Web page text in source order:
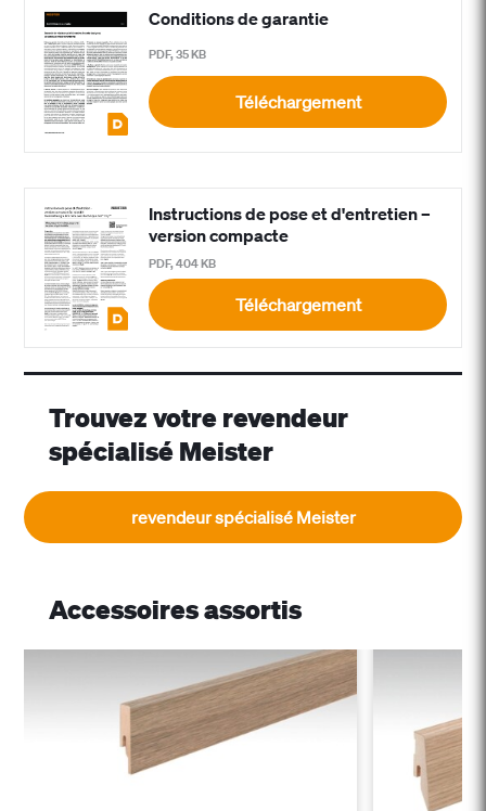
Conditions de garantie
PDF, 35 KB
Téléchargement
Instructions de pose et d'entretien –
version compacte
PDF, 404 KB
Téléchargement
Trouvez votre revendeur
spécialisé Meister
revendeur spécialisé Meister
Accessoires assortis